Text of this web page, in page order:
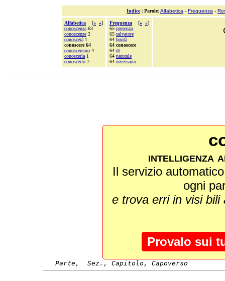
Indice| Parole: Alfabetica - Frequenza -
Alfabetica [« »]
conoscenza 63
conoscenze 2
conoscerà 1
conoscere 64
conosceremo 4
conoscerla 1
conoscerlo 7
Frequenza [« »]
65 presenza
65 salvatore
64 bontà
64 conoscere
64 dt
64 naturale
64 necessario
intelligenza
Il servizio
ogni
e trova erri in visi
Provalo sui
Parte,  Sez., Capitolo, Capoverso